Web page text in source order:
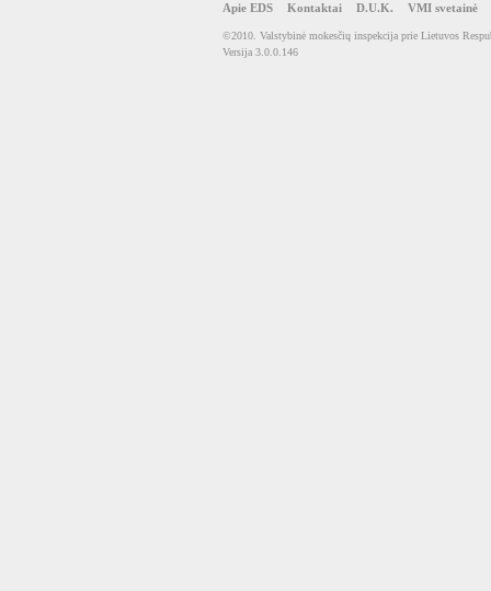
Apie EDS Kontaktai D.U.K. VMI svetainė
©2010. Valstybinė mokesčių inspekcija prie Lietuvos
Versija 3.0.0.146